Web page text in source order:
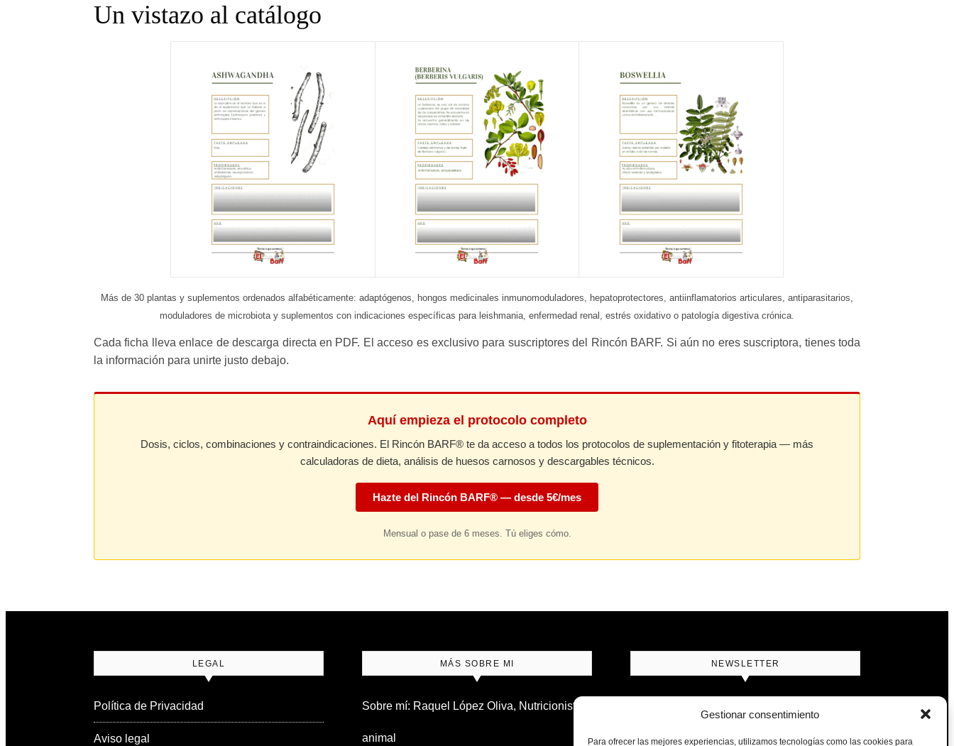
Gestionar consentimiento
Para ofrecer las mejores experiencias, utilizamos tecnologías como las cookies para
Un vistazo al catálogo
Más de 30 plantas y suplementos ordenados alfabéticamente: adaptógenos, hongos medicinales inmunomoduladores, hepatoprotectores, antiinflamatorios articulares, antiparasitarios,
moduladores de microbiota y suplementos con indicaciones específicas para leishmania, enfermedad renal, estrés oxidativo o patología digestiva crónica.
Cada ficha lleva enlace de descarga directa en PDF. El acceso es exclusivo para suscriptores del Rincón BARF. Si aún no eres suscriptora, tienes toda
la información para unirte justo debajo.
Aquí empieza el protocolo completo
Dosis, ciclos, combinaciones y contraindicaciones. El Rincón BARF® te da acceso a todos los protocolos de suplementación y fitoterapia — más
calculadoras de dieta, análisis de huesos carnosos y descargables técnicos.
Hazte del Rincón BARF® — desde 5€/mes
Mensual o pase de 6 meses. Tú eliges cómo.
LEGAL
Política de Privacidad
Aviso legal
MÁS SOBRE MI
Sobre mí: Raquel López Oliva, Nutricionista
animal
NEWSLETTER
semana en tu bandeja